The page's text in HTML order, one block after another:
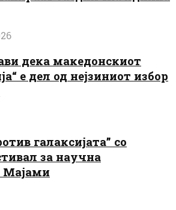
дека македонскиот
е дел од нејзиниот избор
галаксијата” со
за научна
Мајами